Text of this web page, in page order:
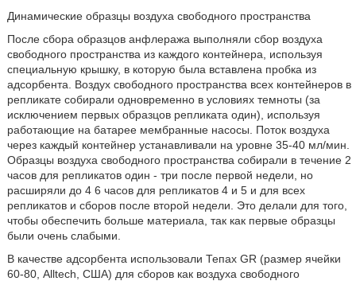
Динамические образцы воздуха свободного пространства
После сбора образцов анфлеража выполняли сбор воздуха
свободного пространства из каждого контейнера, используя
специальную крышку, в которую была вставлена пробка из
адсорбента. Воздух свободного пространства всех контейнеров в
репликате собирали одновременно в условиях темноты (за
исключением первых образцов репликата один), используя
работающие на батарее мембранные насосы. Поток воздуха
через каждый контейнер устанавливали на уровне 35-40 мл/мин.
Образцы воздуха свободного пространства собирали в течение 2
часов для репликатов один - три после первой недели, но
расширяли до 4 6 часов для репликатов 4 и 5 и для всех
репликатов и сборов после второй недели. Это делали для того,
чтобы обеспечить больше материала, так как первые образцы
были очень слабыми.
В качестве адсорбента использовали Тепах GR (размер ячейки
60-80, Alltech, США) для сборов как воздуха свободного